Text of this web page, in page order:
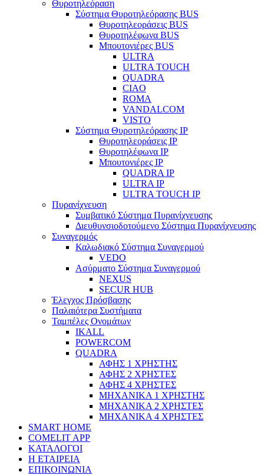
Θυροτηλεόραση
Σύστημα Θυροτηλεόρασης BUS
Θυροτηλεοράσεις BUS
Θυροτηλέφωνα BUS
Μπουτονιέρες BUS
ULTRA
ULTRA TOUCH
QUADRA
CIAO
ROMA
VANDALCOM
VISTO
Σύστημα Θυροτηλεόρασης IP
Θυροτηλεοράσεις IP
Θυροτηλέφωνα IP
Μπουτονιέρες IP
QUADRA IP
ULTRA IP
ULTRA TOUCH IP
Πυρανίχνευση
Συμβατικό Σύστημα Πυρανίχνευσης
Διευθυνσιοδοτούμενο Σύστημα Πυρανίχνευσης
Συναγερμός
Καλωδιακό Σύστημα Συναγερμού
VEDO
Ασύρματο Σύστημα Συναγερμού
NEXUS
SECUR HUB
Έλεγχος Πρόσβασης
Παλαιότερα Συστήματα
Ταμπέλες Ονομάτων
IKALL
POWERCOM
QUADRA
ΑΦΗΣ 1 ΧΡΗΣΤΗΣ
ΑΦΗΣ 2 ΧΡΗΣΤΕΣ
ΑΦΗΣ 4 ΧΡΗΣΤΕΣ
ΜΗΧΑΝΙΚΑ 1 ΧΡΗΣΤΗΣ
ΜΗΧΑΝΙΚΑ 2 ΧΡΗΣΤΕΣ
ΜΗΧΑΝΙΚΑ 4 ΧΡΗΣΤΕΣ
SMART HOME
COMELIT APP
ΚΑΤΑΛΟΓΟΙ
Η ΕΤΑΙΡΕΙΑ
ΕΠΙΚΟΙΝΩΝΙΑ